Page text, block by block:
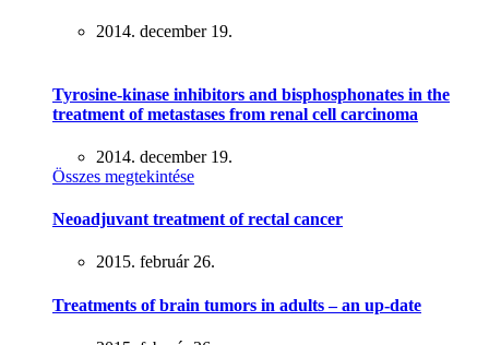
2014. december 19.
Tyrosine-kinase inhibitors and bisphosphonates in the
treatment of metastases from renal cell carcinoma
2014. december 19.
Összes megtekintése
Neoadjuvant treatment of rectal cancer
2015. február 26.
Treatments of brain tumors in adults – an up-date